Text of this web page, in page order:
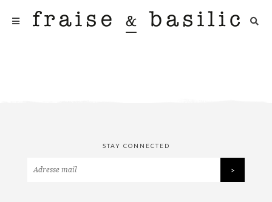
STAY CONNECTED